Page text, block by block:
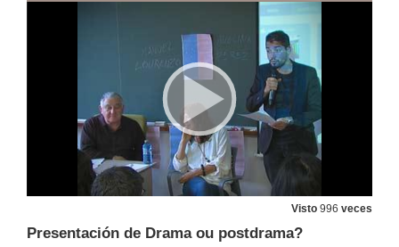
Visto 996 veces
Presentación de Drama ou postdrama?